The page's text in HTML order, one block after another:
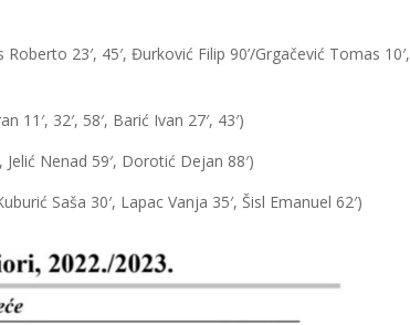
23′, 45′, Đurković Filip 90’/Grgačević Tomas 10′,
11′, 32′, 58′, Barić Ivan 27′, 43′)
Jelić Nenad 59′, Dorotić Dejan 88′)
Saša 30′, Lapac Vanja 35′, Šisl Emanuel 62′)